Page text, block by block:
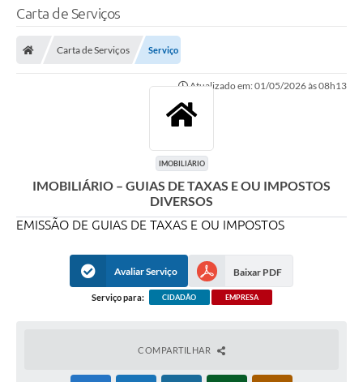
Carta de Serviços
Carta de Serviços Serviço
Atualizado em: 01/05/2026 às 08h13
IMOBILIÁRIO
IMOBILIÁRIO – GUIAS DE TAXAS E OU IMPOSTOS
DIVERSOS
EMISSÃO DE GUIAS DE TAXAS E OU IMPOSTOS
Avaliar Serviço Baixar PDF
Serviço para: CIDADÃO EMPRESA
COMPARTILHAR